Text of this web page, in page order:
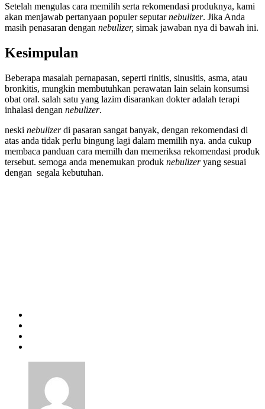
Setelah mengulas cara memilih serta rekomendasi produknya, kami
akan menjawab pertanyaan populer seputarnebulizer. Jika Anda
masih penasaran dengan nebulizer, simak jawaban nya di bawah ini.
Kesimpulan
Beberapa masalah pernapasan, seperti rinitis, sinusitis, asma, atau
bronkitis, mungkin membutuhkan perawatan lain selain konsumsi
obat oral. salah satu yang lazim disarankan dokter adalah terapi
inhalasi dengan nebulizer.
neski nebulizerdi pasaran sangat banyak, dengan rekomendasi di
atas anda tidak perlu bingung lagi dalam memilih nya. anda cukup
membaca panduan cara memilh dan memeriksa rekomendasi produk
tersebut. semoga anda menemukan produk nebulizeryang sesuai
dengan segala kebutuhan.